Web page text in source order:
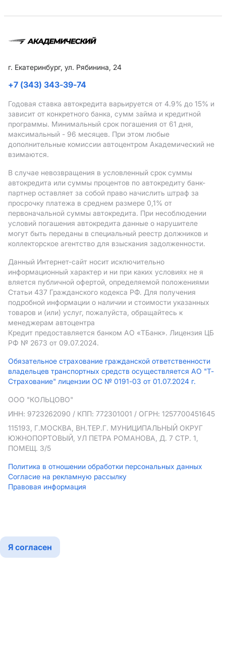
г. Екатеринбург, ул. Рябинина, 24
+7 (343) 343-39-74
Годовая ставка автокредита варьируется от 4.9% до 15% и
зависит от конкретного банка, сумм займа и кредитной
программы. Минимальный срок погашения от 61 дня,
максимальный - 96 месяцев. При этом любые
дополнительные комиссии автоцентром Академический не
взимаются.
В случае невозвращения в условленный срок суммы
автокредита или суммы процентов по автокредиту банк-
партнер оставляет за собой право начислить штраф за
просрочку платежа в среднем размере 0,1% от
первоначальной суммы автокредита. При несоблюдении
условий погашения автокредита данные о нарушителе
могут быть переданы в специальный реестр должников и
коллекторское агентство для взыскания задолженности.
Данный Интернет-сайт носит исключительно
информационный характер и ни при каких условиях не я
вляется публичной офертой, определяемой положениями
Статьи 437 Гражданского кодекса РФ. Для получения
подробной информации о наличии и стоимости указанных
товаров и (или) услуг, пожалуйста, обращайтесь к
менеджерам автоцентра
Кредит предоставляется банком АO «ТБанк». Лицензия ЦБ
РФ № 2673 от 09.07.2024.
Обязательное страхование гражданской ответственности
владельцев транспортных средств осуществляется АО "Т-
Страхование" лицензии ОС № 0191-03 от 01.07.2024 г.
ООО "КОЛЬЦОВО"
ИНН: 9723262090 / КПП: 772301001 / ОГРН: 1257700451645
115193, Г.МОСКВА, ВН.ТЕР.Г. МУНИЦИПАЛЬНЫЙ ОКРУГ
ЮЖНОПОРТОВЫЙ, УЛ ПЕТРА РОМАНОВА, Д. 7 СТР. 1,
ПОМЕЩ. 3/5
Политика в отношении обработки персональных данных
Согласие на рекламную рассылку
Правовая информация
Я согласен